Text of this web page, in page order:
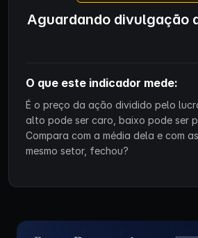
Aguardando divulgação
O que este indicador mede:
É o preço da ação dividido pelo
alto pode ser caro, baixo pode ser
Compara com a média dela e com
mesmo setor, fechou?